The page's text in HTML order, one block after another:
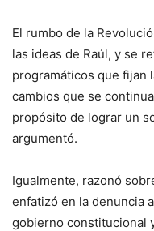
El rumbo de la
las ideas de Raúl, y se
programáticos que fijan
cambios que se
propósito de lograr un
argumentó.
Igualmente, razonó
enfatizó en la denuncia
gobierno constitucional